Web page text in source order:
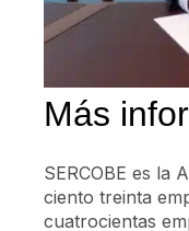
Más
SERCOBE es la
ciento treinta
cuatrocientas